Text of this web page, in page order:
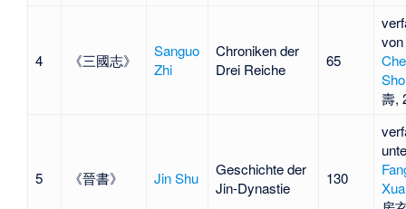
4 《三國志》
Sanguo
Zhi
Chroniken der
Drei Reiche
65
von
壽,
5 《晉書》 Jin Shu
Geschichte der
Jin-Dynastie
130